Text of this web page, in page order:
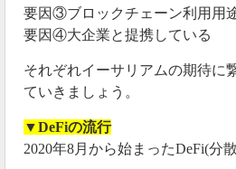
要因③ブロックチェーン利用用
要因④大企業と提携している
それぞれイーサリアムの期待に
ていきましょう。
▼DeFiの流行
2020年8月から始まったDeFi(分